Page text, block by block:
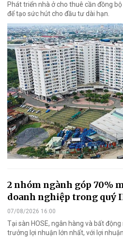
Phát triển nhà ở cho thuê cần đồng
để tạo sức hút cho đầu tư dài hạn.
2 nhóm ngành góp 70%
doanh nghiệp trong quý
07/08/2026 16:00
Tại sàn HOSE, ngân hàng và bất
trưởng lợi nhuận lớn nhất, với lợi